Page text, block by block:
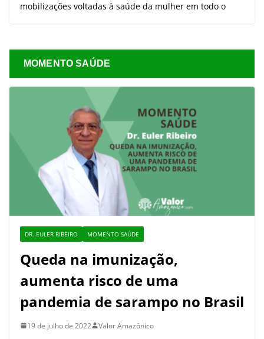
mobilizações voltadas à saúde da mulher em todo o
MOMENTO SAÚDE
DR. EULER RIBEIRO MOMENTO SAÚDE
Queda na imunização,
aumenta risco de uma
pandemia de sarampo no Brasil
19 de julho de 2022 Valor Amazônico